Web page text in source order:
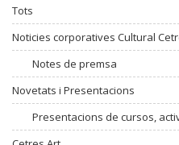
Tots
Noticies corporatives Cultural
Notes de premsa
Novetats i Presentacions
Presentacions de cursos,